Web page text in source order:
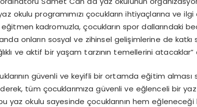
okulu programımızı çocukların ihtiyaçlarına ve ilgi
kadromuzla, çocukların spor dallarındaki
onların sosyal ve zihinsel gelişimlerine de katkı
ve aktif bir yaşam tarzının temellerini atacaklar”
güvenli ve keyifli bir ortamda eğitim alması
tüm çocuklarımıza güvenli ve eğlenceli bir
yaz okulu sayesinde çocuklarının hem